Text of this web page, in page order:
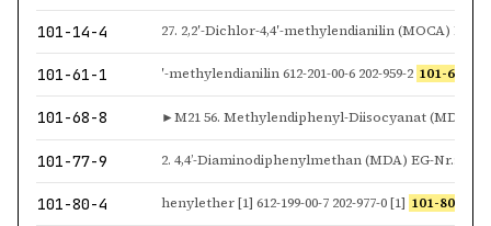
101-14-4
101-61-1 ′-methylendianilin 612-201-00-6 202-959-2 101-61-1
101-68-8
101-77-9
101-80-4 henylether [1] 612-199-00-7 202-977-0 [1] 101-80-4